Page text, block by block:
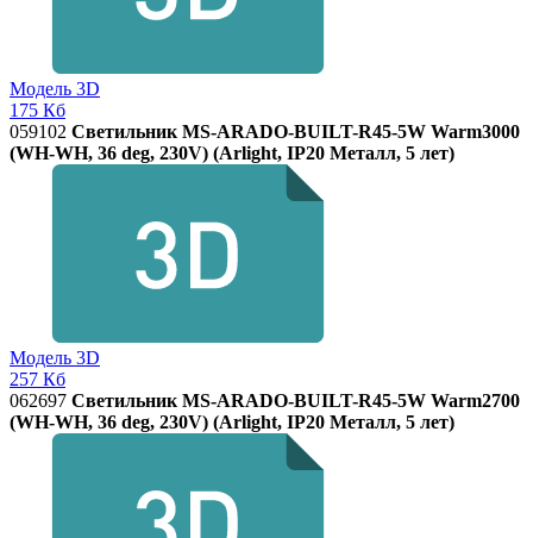
Модель 3D
175 Кб
059102 Светильник MS-ARADO-BUILT-R45-5W Warm3000
(WH-WH, 36 deg, 230V) (Arlight, IP20 Металл, 5 лет)
Модель 3D
257 Кб
062697 Светильник MS-ARADO-BUILT-R45-5W Warm2700
(WH-WH, 36 deg, 230V) (Arlight, IP20 Металл, 5 лет)